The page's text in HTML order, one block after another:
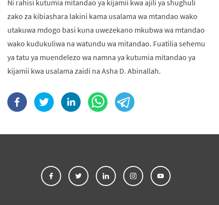
Ni rahisi kutumia mitandao ya kijamii kwa ajili ya shughuli
zako za kibiashara lakini kama usalama wa mtandao wako
utakuwa mdogo basi kuna uwezekano mkubwa wa mtandao
wako kudukuliwa na watundu wa mitandao. Fuatilia sehemu
ya tatu ya muendelezo wa namna ya kutumia mitandao ya
kijamii kwa usalama zaidi na Asha D. Abinallah.